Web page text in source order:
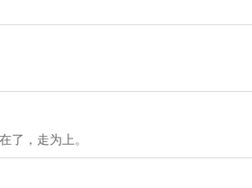
了，走为上。